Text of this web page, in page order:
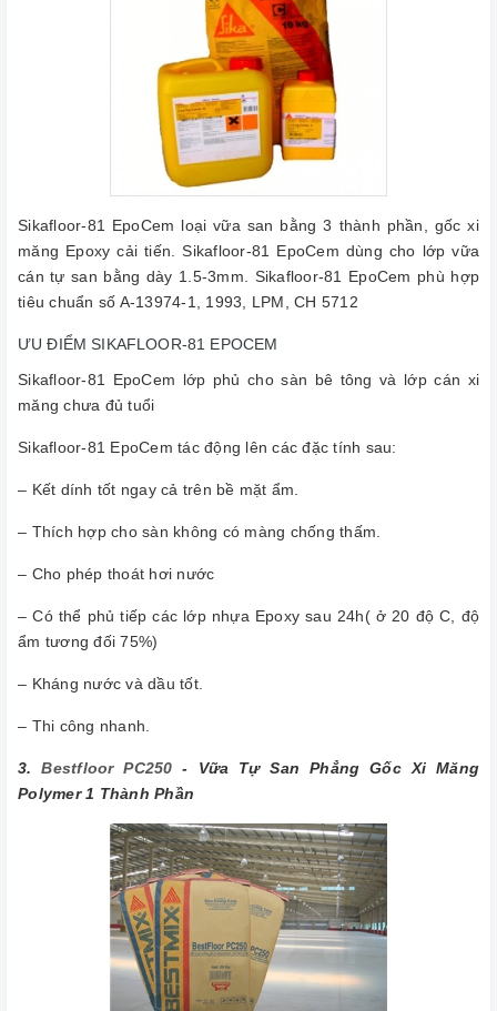
Sikafloor-81 EpoCem loại vữa san bằng 3 thành phần, gốc xi
măng Epoxy cải tiến. Sikafloor-81 EpoCem dùng cho lớp vữa
cán tự san bằng dày 1.5-3mm. Sikafloor-81 EpoCem phù hợp
tiêu chuẩn số A-13974-1, 1993, LPM, CH 5712
ƯU ĐIỂM SIKAFLOOR-81 EPOCEM
Sikafloor-81 EpoCem lớp phủ cho sàn bê tông và lớp cán xi
măng chưa đủ tuổi
Sikafloor-81 EpoCem tác động lên các đặc tính sau:
– Kết dính tốt ngay cả trên bề mặt ẩm.
– Thích hợp cho sàn không có màng chống thấm.
– Cho phép thoát hơi nước
– Có thể phủ tiếp các lớp nhựa Epoxy sau 24h( ở 20 độ C, độ
ẩm tương đối 75%)
– Kháng nước và dầu tốt.
– Thi công nhanh.
3.Bestfloor PC250 - Vữa Tự San Phẳng Gốc Xi Măng
Polymer 1 Thành Phần